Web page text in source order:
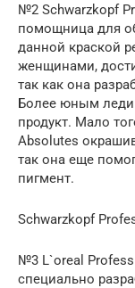
№2 Schwarzkopf
помощница для
данной краской
женщинами,
так как она
Более юным леди
продукт. Мало
Absolutes
так она еще
пигмент.
Schwarzkopf
№3 L`oreal
специально